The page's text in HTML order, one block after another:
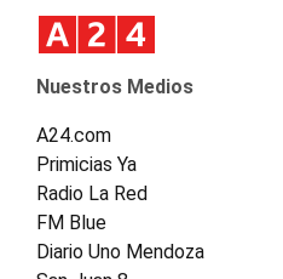
Nuestros Medios
A24.com
Primicias Ya
Radio La Red
FM Blue
Diario Uno Mendoza